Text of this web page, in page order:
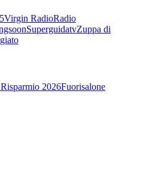
Virgin RadioRadio
SuperguidatvZuppa di
2026Fuorisalone